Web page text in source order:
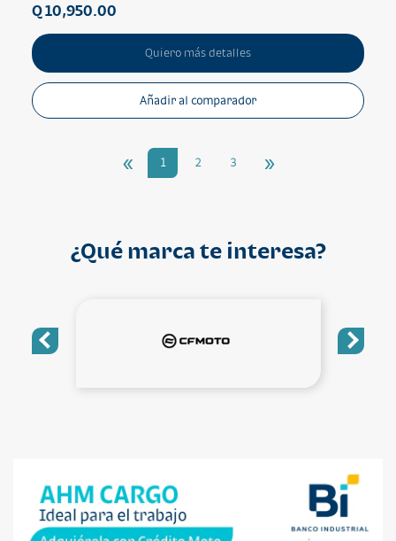
Q 10,950.00
Quiero más detalles
Añadir al comparador
« 1 2 3 »
¿Qué marca te interesa?